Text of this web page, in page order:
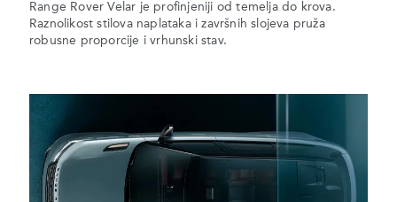
Range Rover Velar je profinjeniji od temelja do krova.
Raznolikost stilova naplataka i završnih slojeva pruža
robusne proporcije i vrhunski stav.